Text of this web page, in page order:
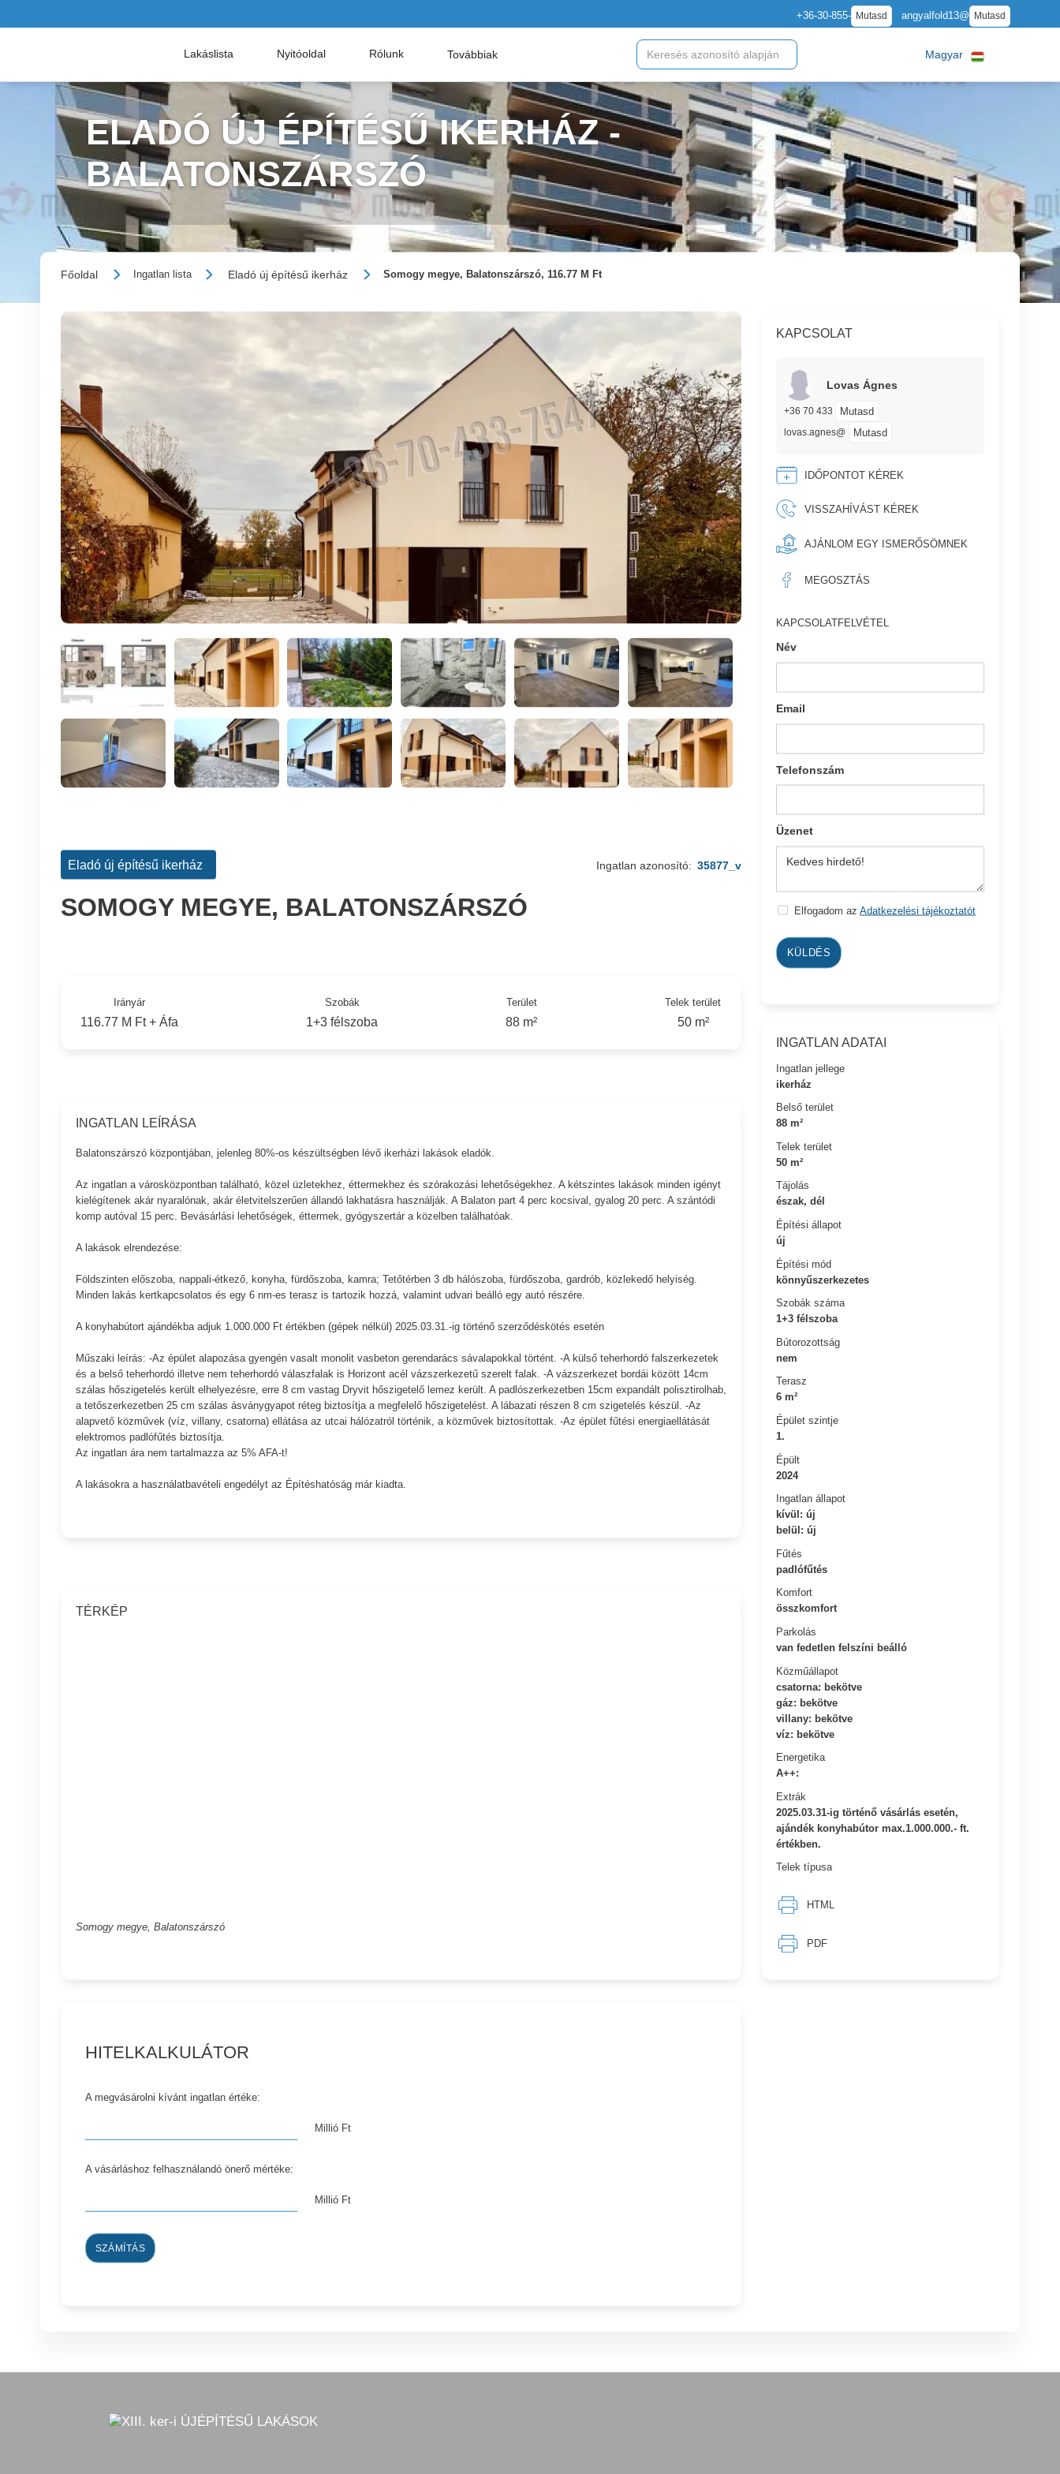
+36-30-855- Mutasd angyalfold13@ Mutasd
Lakáslista Nyitóoldal Rólunk Továbbiak Magyar
ELADÓ ÚJ ÉPÍTÉSŰ IKERHÁZ -
BALATONSZÁRSZÓ
Főoldal Ingatlan lista Eladó új építésű ikerház Somogy megye, Balatonszárszó, 116.77 M Ft
KAPCSOLAT
Lovas Ágnes
+36 70 433 Mutasd
lovas.agnes@ Mutasd
IDŐPONTOT KÉREK
VISSZAHÍVÁST KÉREK
AJÁNLOM EGY ISMERŐSÖMNEK
MEGOSZTÁS
KAPCSOLATFELVÉTEL
Név
Email
Telefonszám
Üzenet
Elfogadom az Adatkezelési tájékoztatót
KÜLDÉS
INGATLAN ADATAI
Ingatlan jellege
ikerház
Belső terület
88 m²
Telek terület
50 m²
Tájolás
észak, dél
Építési állapot
új
Építési mód
könnyűszerkezetes
Szobák száma
1+3 félszoba
Bútorozottság
nem
Terasz
6 m²
Épület szintje
1.
Épült
2024
Ingatlan állapot
kívül: új
belül: új
Fűtés
padlófűtés
Komfort
összkomfort
Parkolás
van fedetlen felszíni beálló
Közműállapot
csatorna: bekötve
gáz: bekötve
villany: bekötve
víz: bekötve
Energetika
A++:
Extrák
2025.03.31-ig történő vásárlás esetén,
ajándék konyhabútor max.1.000.000.- ft.
értékben.
Telek típusa
HTML
PDF
Eladó új építésű ikerház Ingatlan azonosító: 35877_v
SOMOGY MEGYE, BALATONSZÁRSZÓ
Irányár
116.77 M Ft + Áfa
Szobák
1+3 félszoba
Terület
88 m²
Telek terület
50 m²
INGATLAN LEÍRÁSA
Balatonszárszó központjában, jelenleg 80%-os készültségben lévő ikerházi lakások eladók.
Az ingatlan a városközpontban található, közel üzletekhez, éttermekhez és szórakozási lehetőségekhez. A kétszintes lakások minden igényt
kielégítenek akár nyaralónak, akár életvitelszerűen állandó lakhatásra használják. A Balaton part 4 perc kocsival, gyalog 20 perc. A szántódi
komp autóval 15 perc. Bevásárlási lehetőségek, éttermek, gyógyszertár a közelben találhatóak.
A lakások elrendezése:
Földszinten előszoba, nappali-étkező, konyha, fürdőszoba, kamra; Tetőtérben 3 db hálószoba, fürdőszoba, gardrób, közlekedő helyiség.
Minden lakás kertkapcsolatos és egy 6 nm-es terasz is tartozik hozzá, valamint udvari beálló egy autó részére.
A konyhabútort ajándékba adjuk 1.000.000 Ft értékben (gépek nélkül) 2025.03.31.-ig történő szerződéskötés esetén
Műszaki leírás: -Az épület alapozása gyengén vasalt monolit vasbeton gerendarács sávalapokkal történt. -A külső teherhordó falszerkezetek
és a belső teherhordó illetve nem teherhordó válaszfalak is Horizont acél vázszerkezetű szerelt falak. -A vázszerkezet bordái között 14cm
szálas hőszigetelés került elhelyezésre, erre 8 cm vastag Dryvit hőszigetelő lemez került. A padlószerkezetben 15cm expandált polisztirolhab,
a tetőszerkezetben 25 cm szálas ásványgyapot réteg biztosítja a megfelelő hőszigetelést. A lábazati részen 8 cm szigetelés készül. -Az
alapvető közművek (víz, villany, csatorna) ellátása az utcai hálózatról történik, a közművek biztosítottak. -Az épület fűtési energiaellátását
elektromos padlófűtés biztosítja.
Az ingatlan ára nem tartalmazza az 5% AFA-t!
A lakásokra a használatbavételi engedélyt az Építéshatóság már kiadta.
TÉRKÉP
Somogy megye, Balatonszárszó
HITELKALKULÁTOR
A megvásárolni kívánt ingatlan értéke:
Millió Ft
A vásárláshoz felhasználandó önerő mértéke:
Millió Ft
SZÁMÍTÁS